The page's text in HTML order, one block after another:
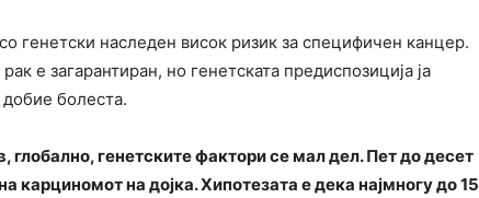
генетски наследен висок ризик за специфичен канцер.
е загарантиран, но генетската предиспозиција ја
добие болеста.
глобално, генетските фактори се мал дел. Пет до десет
карциномот на дојка. Хипотезата е дека најмногу до 15